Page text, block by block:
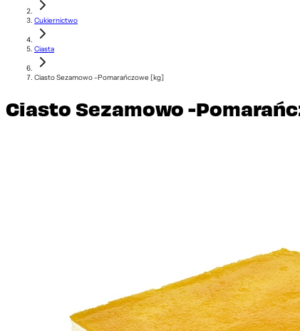
Cukiernictwo
Ciasta
Ciasto Sezamowo -Pomarańczowe [kg]
Ciasto Sezamowo -